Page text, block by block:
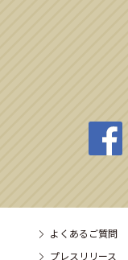
よくあるご質問
プレスリリース